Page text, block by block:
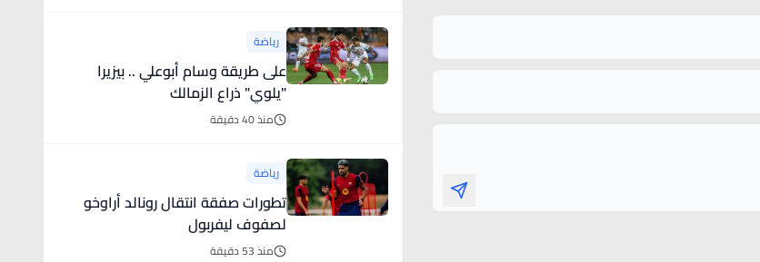
رياضة
على طريقة وسام أبوعلي .. بيزيرا
"يلوي" ذراع الزمالك
منذ 40 دقيقة
رياضة
تطورات صفقة انتقال رونالد أراوخو
لصفوف ليفربول
منذ 53 دقيقة